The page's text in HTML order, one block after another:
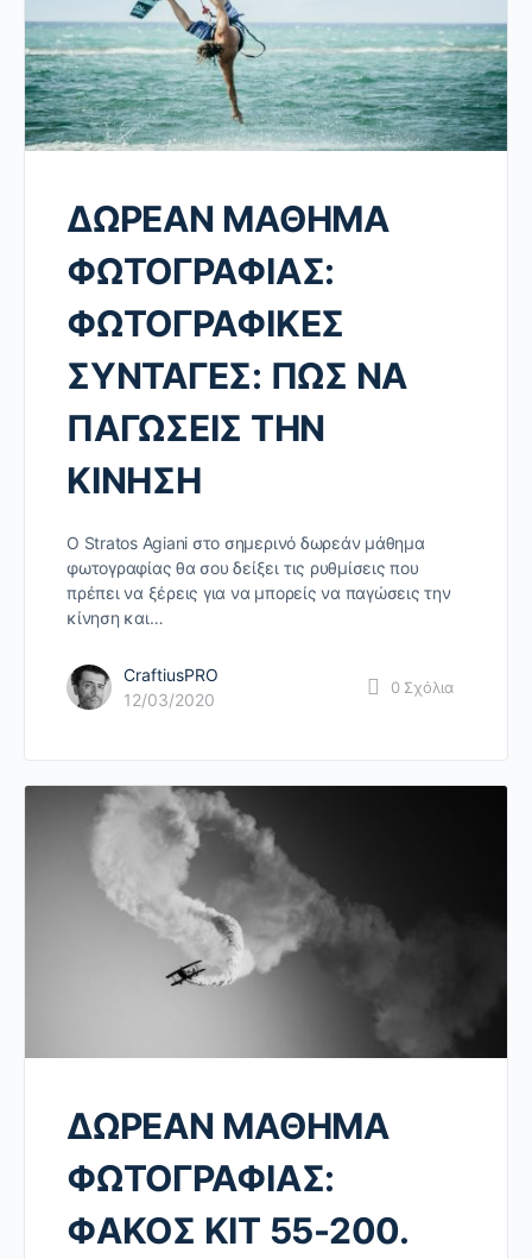
ΔΩΡΕΑΝ ΜΑΘΗΜΑ
ΦΩΤΟΓΡΑΦΙΑΣ:
ΦΩΤΟΓΡΑΦΙΚΕΣ
ΣΥΝΤΑΓΕΣ: ΠΩΣ ΝΑ
ΠΑΓΩΣΕΙΣ ΤΗΝ
ΚΙΝΗΣΗ
O Stratos Agiani στο σημερινό δωρεάν μάθημα
φωτογραφίας θα σου δείξει τις ρυθμίσεις που
πρέπει να ξέρεις για να μπορείς να παγώσεις την
κίνηση και…
CraftiusPRO
12/03/2020
0 Σχόλια
ΔΩΡΕΑΝ ΜΑΘΗΜΑ
ΦΩΤΟΓΡΑΦΙΑΣ:
ΦΑΚΟΣ KIT 55-200.